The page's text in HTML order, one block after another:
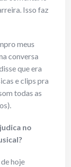
Isso faz
meus
conversa
que era
e clips pra
todas as
no
hoje